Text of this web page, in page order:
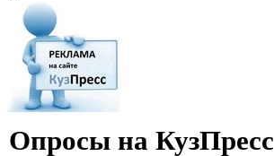
Опросы на КузПресс